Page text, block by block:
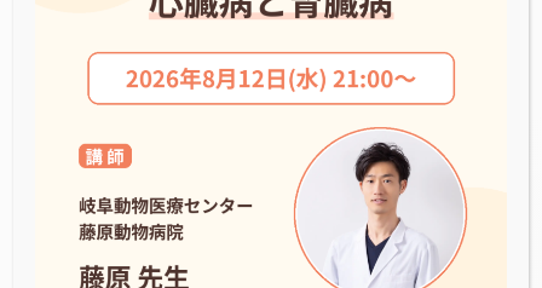
からアプリ開発まで技術全般をリード。
PetVoice創業前に事業構想を聞き、自分の経
験・専門性を活かせるだけでなく、その先に大
きな社会的意義があると感じ創業期から参画し
ました。ペットの健康管理デバイスとして世界
トップレベルの製品を開発し、一匹でも多くの